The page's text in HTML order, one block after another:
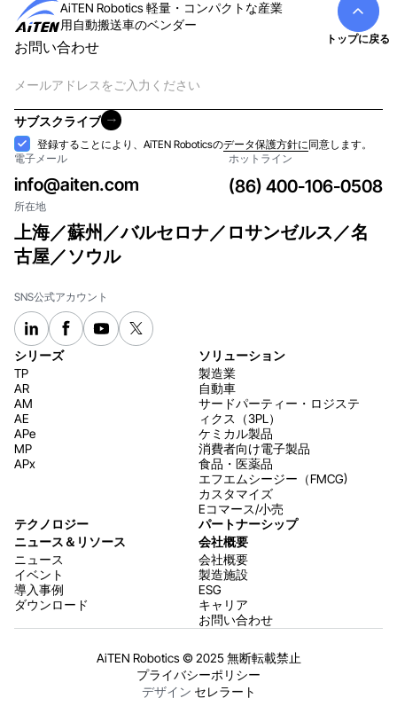
AiTEN Robotics 軽量・コンパクトな産業
用自動搬送車のベンダー
お問い合わせ
子
メ
ー
ル
サブスクライブ
サブスクライブ
受
け
入
れ
登録することにより、AiTEN Roboticsのデータ保護方針に同意します。
電子メール
info@aiten.com
ホットライン
(86) 400-106-0508
所在地
上海／蘇州／バルセロナ／ロサンゼルス／名
古屋／ソウル
SNS公式アカウント
シリーズ
TP
AR
AM
AE
APe
MP
APx
ソリューション
製造業
自動車
サードパーティー・ロジステ
ィクス（3PL）
ケミカル製品
消費者向け電子製品
食品・医薬品
エフエムシージー（FMCG)
カスタマイズ
Eコマース/小売
テクノロジー
パートナーシップ
ニュース＆リソース
ニュース
イベント
導入事例
ダウンロード
会社概要
会社概要
製造施設
ESG
キャリア
お問い合わせ
AiTEN Robotics © 2025 無断転載禁止
プライバシーポリシー
デザイン セレラート
トップに戻る